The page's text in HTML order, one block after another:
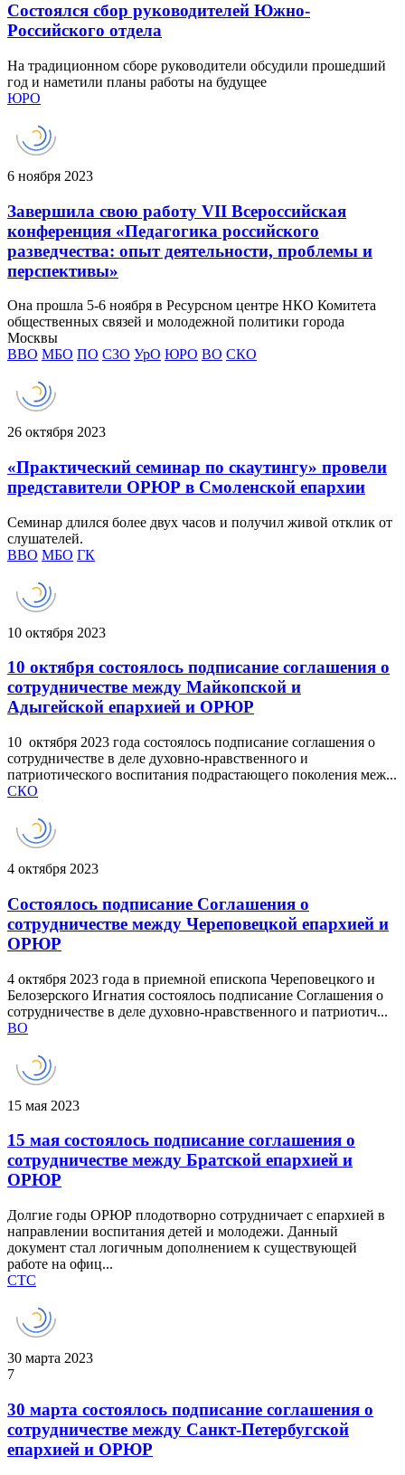
Состоялся сбор руководителей Южно-
Российского отдела
На традиционном сборе руководители обсудили прошедший
год и наметили планы работы на будущее
ЮРО
6 ноября 2023
Завершила свою работу VII Всероссийская
конференция «Педагогика российского
разведчества: опыт деятельности, проблемы и
перспективы»
Она прошла 5-6 ноября в Ресурсном центре НКО Комитета
общественных связей и молодежной политики города
Москвы
ВВО МБО ПО СЗО УрО ЮРО ВО СКО
26 октября 2023
«Практический семинар по скаутингу» провели
представители ОРЮР в Смоленской епархии
Семинар длился более двух часов и получил живой отклик от
слушателей.
ВВО МБО ГК
10 октября 2023
10 октября состоялось подписание соглашения о
сотрудничестве между Майкопской и
Адыгейской епархией и ОРЮР
10 октября 2023 года состоялось подписание соглашения о
сотрудничестве в деле духовно-нравственного и
патриотического воспитания подрастающего поколения меж...
СКО
4 октября 2023
Состоялось подписание Соглашения о
сотрудничестве между Череповецкой епархией и
ОРЮР
4 октября 2023 года в приемной епископа Череповецкого и
Белозерского Игнатия состоялось подписание Соглашения о
сотрудничестве в деле духовно-нравственного и патриотич...
ВО
15 мая 2023
15 мая состоялось подписание соглашения о
сотрудничестве между Братской епархией и
ОРЮР
Долгие годы ОРЮР плодотворно сотрудничает с епархией в
направлении воспитания детей и молодежи. Данный
документ стал логичным дополнением к существующей
работе на офиц...
СТС
30 марта 2023
7
30 марта состоялось подписание соглашения о
сотрудничестве между Санкт-Петербугской
епархией и ОРЮР